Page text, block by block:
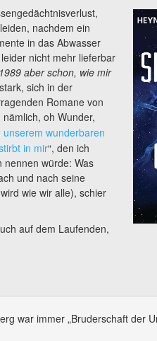
nachdem ein
in das Abwasser
nicht mehr lieferbar
aber schon, wie mir
sich in der
Romane von
oh Wunder,
unserem wunderbaren
in mir“, den ich
würde: Was
und nach seine
wie wir alle), schier
auf dem Laufenden,
war immer „Bruderschaft der